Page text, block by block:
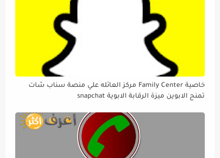
خاصية Family Center مركز العائله علي منصة سناب شات
تمنح الابوين ميزة الرقابة الابوية snapchat